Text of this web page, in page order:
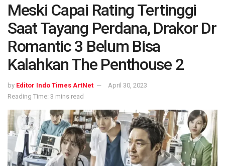
Meski Capai Rating Tertinggi
Saat Tayang Perdana, Drakor Dr
Romantic 3 Belum Bisa
Kalahkan The Penthouse 2
by Editor Indo Times ArtNet
April 30, 2023
Reading Time: 3 mins read